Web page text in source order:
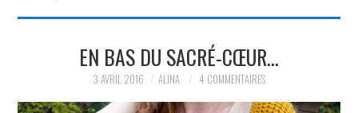
PARTAGER MES
TROUVAILLES ET MES
ENVIES DANS LA MODE, LE
EN BAS DU SACRÉ-CŒUR…
3 AVRIL 2016 ALINA 4 COMMENTAIRES